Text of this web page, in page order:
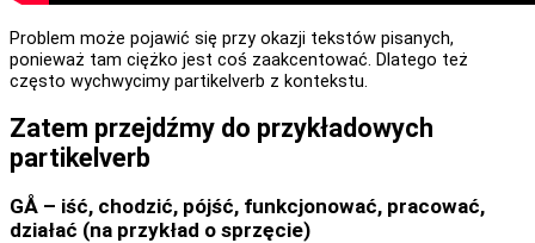
Problem może pojawić się przy okazji tekstów pisanych,
ponieważ tam ciężko jest coś zaakcentować. Dlatego też
często wychwycimy partikelverb z kontekstu.
Zatem przejdźmy do przykładowych
partikelverb
GÅ – iść, chodzić, pójść, funkcjonować, pracować,
działać (na przykład o sprzęcie)